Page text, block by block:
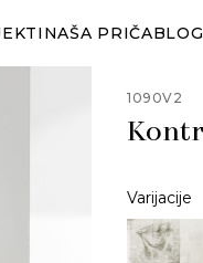
NAŠA PRIČABLOG
1090V2
Varijacije